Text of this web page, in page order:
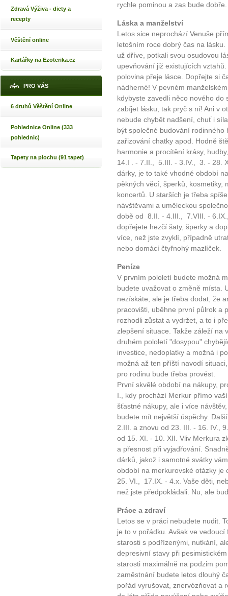
Zdravá Výživa - diety a
recepty
Věštění online
Kartářky na Ezoterika.cz
PRO VÁS
6 druhů Věštění Online
Pohlednice Online (333
pohlednic)
Tapety na plochu (91 tapet)
rychle pominou a zas bude dobře.
Láska a manželství
Letos sice neprochází Venuše
letošním roce dobrý čas na
už dříve, potkali svou osudovou
upevňování již existujících
polovina přeje lásce. Dopřejte si
nádherné! V pevném
kdybyste zavedli něco nového
zabíjet lásku, tak pryč s ní! Ani v
nebude chybět nadšení, chuť i
být společné budování
zařizování chatky apod. Hodně
harmonie a procítění krásy,
14.I . - 7.II., 5.III. - 3.IV., 3. - 28.
dárky, je to také vhodné období
pěkných věcí, šperků, kosmetiky,
koncertů. U starších je třeba
návštěvami a uměleckou
době od 8.II. - 4.III., 7.VIII. -
dopřejete hezčí šaty, šperky a
více, než jste zvyklí, případně
nebo domácí čtyřnohý mazlíček.
Peníze
V prvním pololetí budete možná
budete uvažovat o změně místa.
nezískáte, ale je třeba dodat, že
pracovišti, uběhne první půlrok a
rozhodli zůstat a vydržet, a to i
zlepšení situace. Takže záleží na
druhém pololetí "dosypou"
investice, nedoplatky a možná i
možná až ten příští navodí
pro rodinu bude třeba provést.
První skvělé období na nákupy,
I., kdy prochází Merkur přímo
šťastné nákupy, ale i více
budete mít největší úspěchy.
2.III. a znovu od 23. III. - 16. IV.,
od 15. XI. - 10. XII. Vliv Merkura
a přesnost při vyjadřování.
dárků, jakož i samotné svátky
období na merkurovské otázky
25. VI., 17.IX. - 4.x. Vaše děti,
než jste předpokládali. Nu, ale
Práce a zdraví
Letos se v práci nebudete nudit.
je to v pořádku. Avšak ve
starosti s podřízenými, nutkání,
depresivní stavy při
starosti maximálně na podzim
zaměstnání budete letos dlouhý
pořád vyrušovat, znervózňovat a